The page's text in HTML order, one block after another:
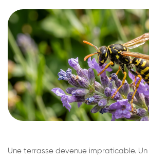
Une terrasse devenue impraticable.